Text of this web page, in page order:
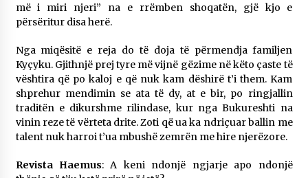
më i miri njeri” na e rrëmben shoqatën, gjë kjo e
përsëritur disa herë.
Nga miqësitë e reja do të doja të përmendja familjen
Kyçyku. Gjithnjë prej tyre më vijnë gëzime në këto çaste të
vështira që po kaloj e që nuk kam dëshirë t’i them. Kam
shprehur mendimin se ata të dy, at e bir, po ringjallin
traditën e dikurshme rilindase, kur nga Bukureshti na
vinin reze të vërteta drite. Zoti që ua ka ndriçuar ballin me
talent nuk harroi t’ua mbushë zemrën me hire njerëzore.
Revista Haemus: A keni ndonjë ngjarje apo ndonjë